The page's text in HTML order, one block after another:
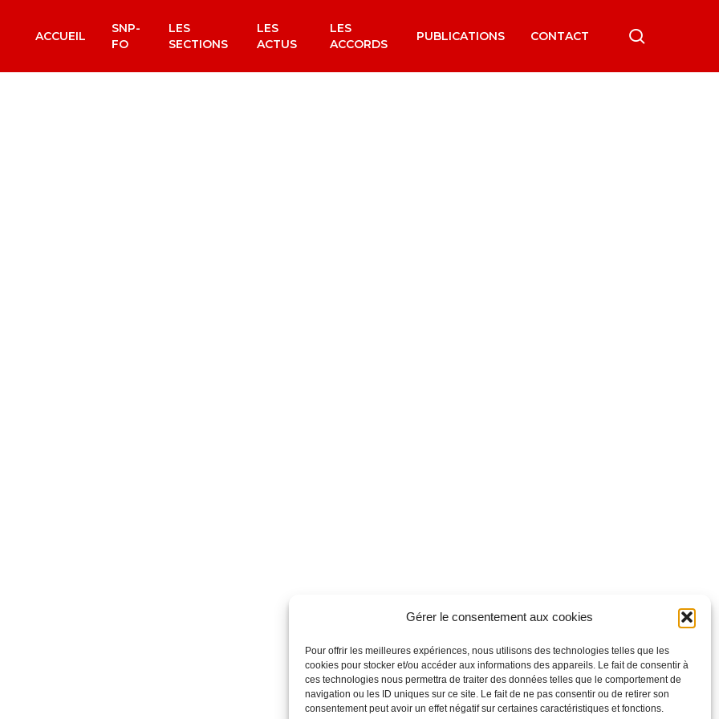
Gérer le consentement aux cookies
Pour offrir les meilleures expériences, nous utilisons des technologies telles que les
cookies pour stocker et/ou accéder aux informations des appareils. Le fait de consentir à
ces technologies nous permettra de traiter des données telles que le comportement de
navigation ou les ID uniques sur ce site. Le fait de ne pas consentir ou de retirer son
consentement peut avoir un effet négatif sur certaines caractéristiques et fonctions.
ACCUEIL
SNP-
FO
LES
SECTIONS
LES
ACTUS
LES
ACCORDS
PUBLICATIONS CONTACT